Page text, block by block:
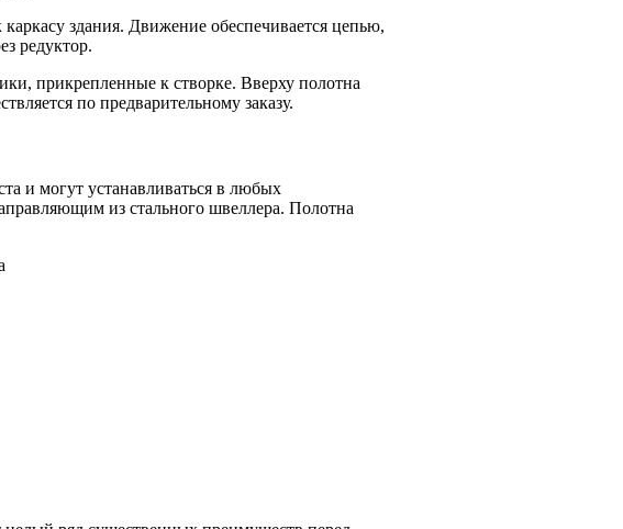
здания. Движение обеспечивается цепью,
редуктор.
прикрепленные к створке. Вверху полотна
по предварительному заказу.
и могут устанавливаться в любых
из стального швеллера. Полотна